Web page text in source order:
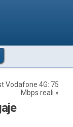
Vodafone 4G: 75
Mbps reali »